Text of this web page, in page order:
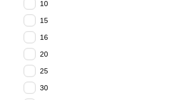
10
15
16
20
25
30